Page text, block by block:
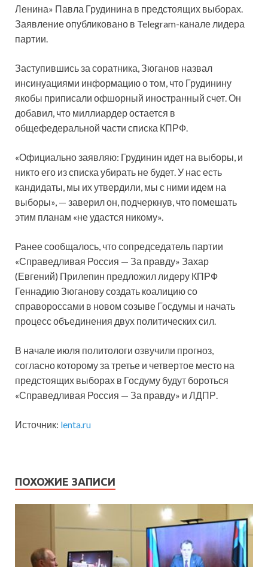
Ленина» Павла Грудинина в предстоящих выборах.
Заявление опубликовано в Telegram-канале лидера
партии.
Заступившись за соратника, Зюганов назвал
инсинуациями информацию о том, что Грудинину
якобы приписали офшорный иностранный счет. Он
добавил, что миллиардер остается в
общефедеральной части списка КПРФ.
«Официально заявляю: Грудинин идет на выборы, и
никто его из списка убирать не будет. У нас есть
кандидаты, мы их утвердили, мы с ними идем на
выборы», — заверил он, подчеркнув, что помешать
этим планам «не удастся никому».
Ранее сообщалось, что сопредседатель партии
«Справедливая Россия — За правду» Захар
(Евгений) Прилепин предложил лидеру КПРФ
Геннадию Зюганову создать коалицию со
справороссами в новом созыве Госдумы и начать
процесс объединения двух политических сил.
В начале июля политологи озвучили прогноз,
согласно которому за третье и четвертое место на
предстоящих выборах в Госдуму будут бороться
«Справедливая Россия — За правду» и ЛДПР.
Источник: lenta.ru
ПОХОЖИЕ ЗАПИСИ